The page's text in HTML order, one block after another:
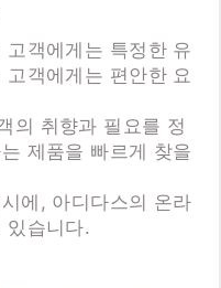
객에게는 특정한 유
객에게는 편안한 요
의 취향과 필요를 정
제품을 빠르게 찾을
에, 아디다스의 온라
있습니다.